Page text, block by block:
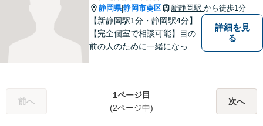
どうぞお気軽にご相談くださ
い。
静岡県|静岡市葵区 新静岡駅 から徒歩1分
【新静岡駅1分・静岡駅4分】
【完全個室で相談可能】目の
前の人のために一緒になって
のコミュニケーションを尊重
し、常に最善を尽くすことを
詳細を見
る
前へ
1ページ目
(2ページ中)
次へ